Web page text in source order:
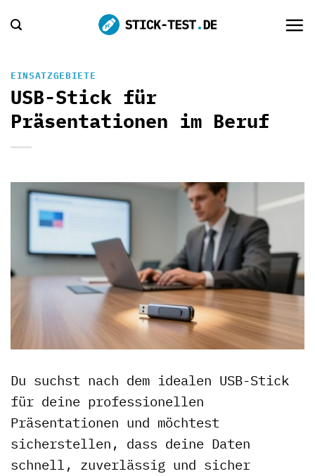
Inhalt
EINSATZGEBIETE
USB-Stick für
Präsentationen im Beruf
Du suchst nach dem idealen USB-Stick
für deine professionellen
Präsentationen und möchtest
sicherstellen, dass deine Daten
schnell, zuverlässig und sicher